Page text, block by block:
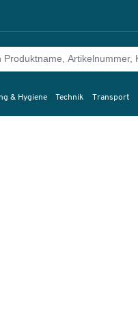
& Hygiene Technik Transport